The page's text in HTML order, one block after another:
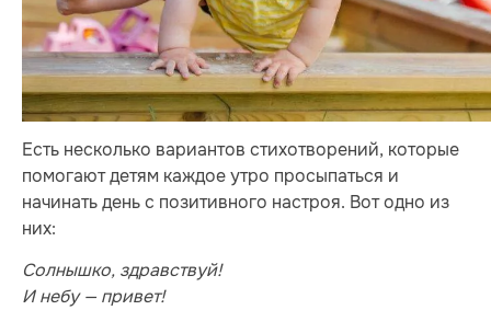
Есть несколько вариантов стихотворений, которые
помогают детям каждое утро просыпаться и
начинать день с позитивного настроя. Вот одно из
них:
Солнышко, здравствуй!
И небу — привет!